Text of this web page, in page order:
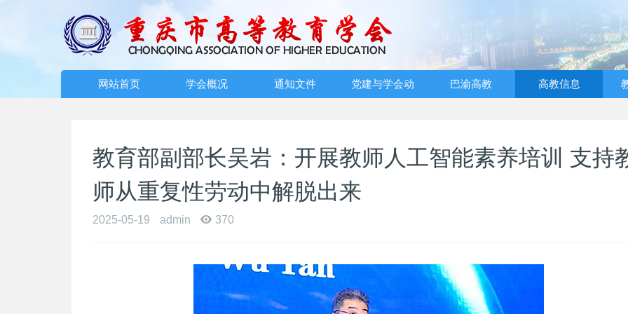
网站首页 学会概况 通知文件 党建与学会动 巴渝高教 高教信息
教育部副部长吴岩：开展教师人工智能素养培训 支持
师从重复性劳动中解脱出来
2025-05-19 admin 370